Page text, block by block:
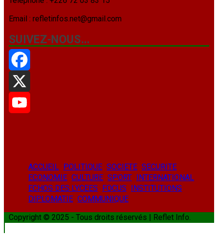
Email : refletinfos.net@gmail.com
SUIVEZ-NOUS…
Facebook
X
ACCUEIL POLITIQUE SOCIETE SECURITE
ECONOMIE CULTURE SPORT INTERNATIONAL
ECHOS DES LYCEES FOCUS INSTITUTIONS
DIPLOMATIE COMMUNIQUE
Copyright © 2025 - Tous droits réservés | Reflet Info.